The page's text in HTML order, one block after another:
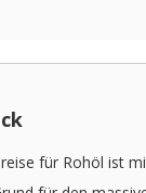
für Rohöl ist